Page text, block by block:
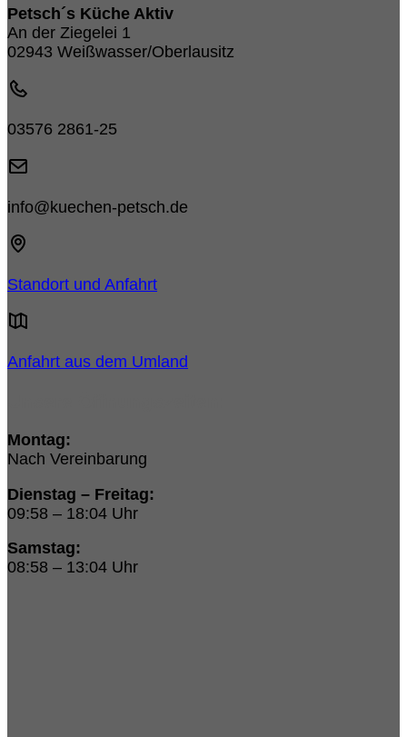
Petsch´s Küche Aktiv
An der Ziegelei 1
02943 Weißwasser/Oberlausitz
03576 2861-25
info@kuechen-petsch.de
Standort und Anfahrt
Anfahrt aus dem Umland
Montag:
Nach Vereinbarung
Dienstag – Freitag:
09:58 – 18:04 Uhr
Samstag:
08:58 – 13:04 Uhr